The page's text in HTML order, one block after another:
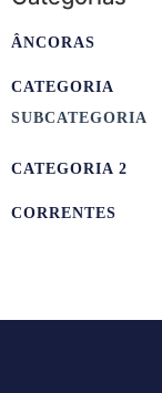
ÂNCORAS
CATEGORIA
SUBCATEGORIA
CATEGORIA 2
CORRENTES